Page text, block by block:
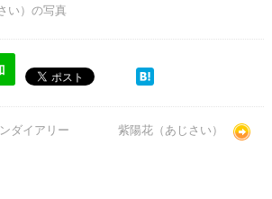
い）の写真
ダイアリー 紫陽花（あじさい）